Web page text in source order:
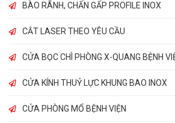
BÀO RÃNH, CHẤN GẤP PROFILE INOX
CẮT LASER THEO YÊU CẦU
CỬA BỌC CHÌ PHÒNG X-QUANG BỆNH
CỬA KÍNH THUỶ LỰC KHUNG BAO INOX
CỬA PHÒNG MỔ BỆNH VIỆN